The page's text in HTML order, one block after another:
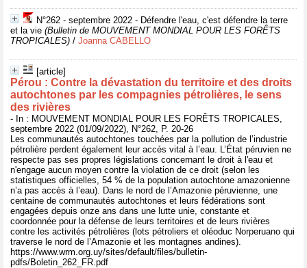
N°262 - septembre 2022 - Défendre l'eau, c'est défendre la terre
et la vie (Bulletin de MOUVEMENT MONDIAL POUR LES FORÊTS
TROPICALES) / Joanna CABELLO
[article]
Pérou : Contre la dévastation du territoire et des droits
autochtones par les compagnies pétrolières, le sens
des rivières
- In : MOUVEMENT MONDIAL POUR LES FORÊTS TROPICALES,
septembre 2022 (01/09/2022), N°262, P. 20-26
Les communautés autochtones touchées par la pollution de l’industrie
pétrolière perdent également leur accès vital à l’eau. L’État péruvien ne
respecte pas ses propres législations concernant le droit à l'eau et
n'engage aucun moyen contre la violation de ce droit (selon les
statistiques officielles, 54 % de la population autochtone amazonienne
n’a pas accès à l’eau). Dans le nord de l’Amazonie péruvienne, une
centaine de communautés autochtones et leurs fédérations sont
engagées depuis onze ans dans une lutte unie, constante et
coordonnée pour la défense de leurs territoires et de leurs rivières
contre les activités pétrolières (lots pétroliers et oléoduc Norperuano qui
traverse le nord de l’Amazonie et les montagnes andines).
https://www.wrm.org.uy/sites/default/files/bulletin-
pdfs/Boletin_262_FR.pdf